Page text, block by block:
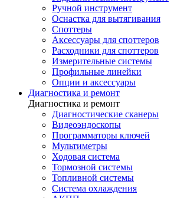
Ручной инструмент
Оснастка для вытягивания
Споттеры
Аксессуары для споттеров
Расходники для споттеров
Измерительные системы
Профильные линейки
Опции и аксессуары
Диагностика и ремонт
Диагностика и ремонт
Диагностические сканеры
Видеоэндоскопы
Программаторы ключей
Мультиметры
Ходовая система
Тормозной системы
Топливной системы
Система охлаждения